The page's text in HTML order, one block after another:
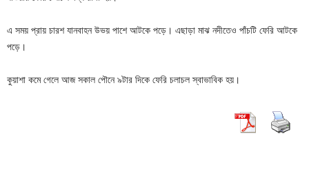
এ সময় প্রায় চারশ যানবাহন উভয় পাশে আটকে পড়ে। এছাড়া মাঝ নদীতেও পাঁচটি ফেরি আটকে
পড়ে।
কুয়াশা কমে গেলে আজ সকাল পৌনে ৯টার দিকে ফেরি চলাচল স্বাভাবিক হয়।